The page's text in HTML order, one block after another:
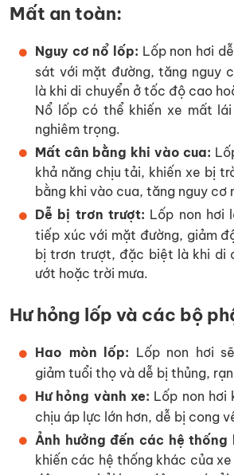
Mất an toàn:
Nguy cơ nổ lốp: Lốp non hơi
sát với mặt đường, tăng nguy
là khi di chuyển ở tốc độ cao
Nổ lốp có thể khiến xe mất
nghiêm trọng.
Mất cân bằng khi vào cua:
khả năng chịu tải, khiến xe bị
bằng khi vào cua, tăng nguy cơ
Dễ bị trơn trượt: Lốp non hơi
tiếp xúc với mặt đường, giảm
bị trơn trượt, đặc biệt là khi di
ướt hoặc trời mưa.
Hư hỏng lốp và các bộ
Hao mòn lốp: Lốp non hơi
giảm tuổi thọ và dễ bị thủng,
Hư hỏng vành xe: Lốp non hơi
chịu áp lực lớn hơn, dễ bị cong
Ảnh hưởng đến các hệ thống
khiến các hệ thống khác của